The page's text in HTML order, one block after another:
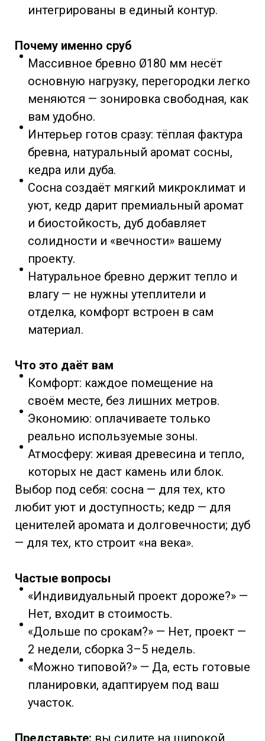
интегрированы в единый контур.
Почему именно сруб
Массивное бревно Ø180 мм несёт
основную нагрузку, перегородки легко
меняются — зонировка свободная, как
вам удобно.
Интерьер готов сразу: тёплая фактура
бревна, натуральный аромат сосны,
кедра или дуба.
Сосна создаёт мягкий микроклимат и
уют, кедр дарит премиальный аромат
и биостойкость, дуб добавляет
солидности и «вечности» вашему
проекту.
Натуральное бревно держит тепло и
влагу — не нужны утеплители и
отделка, комфорт встроен в сам
материал.
Что это даёт вам
Комфорт: каждое помещение на
своём месте, без лишних метров.
Экономию: оплачиваете только
реально используемые зоны.
Атмосферу: живая древесина и тепло,
которых не даст камень или блок.
Выбор под себя: сосна — для тех, кто
любит уют и доступность; кедр — для
ценителей аромата и долговечности; дуб
— для тех, кто строит «на века».
Частые вопросы
«Индивидуальный проект дороже?» —
Нет, входит в стоимость.
«Дольше по срокам?» — Нет, проект —
2 недели, сборка 3–5 недель.
«Можно типовой?» — Да, есть готовые
планировки, адаптируем под ваш
участок.
Представьте: вы сидите на широкой